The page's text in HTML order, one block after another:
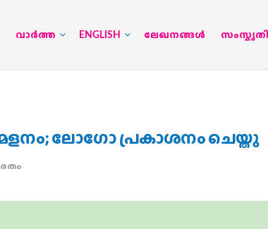
വാര്‍ത്ത ENGLISH ലേഖനങ്ങള്‍ സംസ്കൃതി
ലോഗോ പ്രകാശനം ചെയ്തു